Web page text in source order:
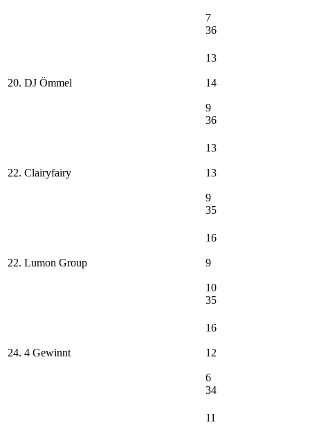
7
36
20. DJ Ömmel
13
14
9
36
22. Clairyfairy
13
13
9
35
22. Lumon Group
16
9
10
35
24. 4 Gewinnt
16
12
6
34
11